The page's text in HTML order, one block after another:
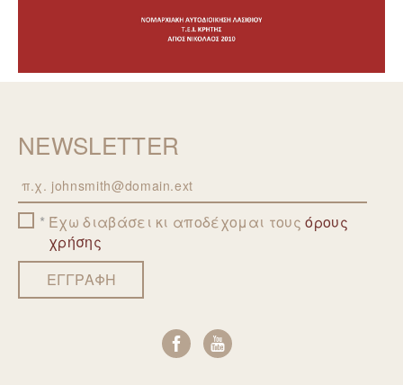
NEWSLETTER
EmailΈχω διαβάσει κι αποδέχομαι τουςόρους
χρήσης
ΕΓΓΡΑΦΗ